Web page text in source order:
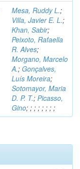
Mesa, Ruddy L.;
Villa, Javier E. L.;
Khan, Sabir;
Peixoto, Rafaella
R. Alves;
Morgano, Marcelo
A.; Gonçalves,
Luís Moreira;
Sotomayor, Maria
D. P. T.; Picasso,
Gino; ; ; ; ; ; ; ;